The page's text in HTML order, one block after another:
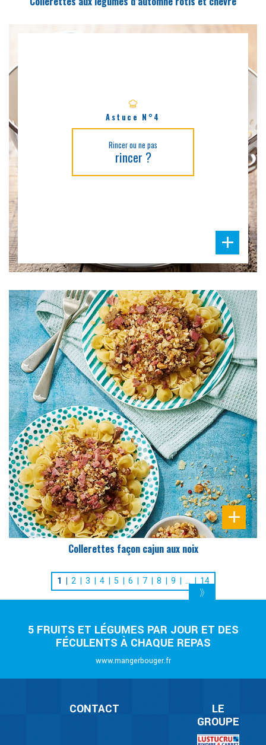
Astuce N°4
Rincer ou ne pas
rincer ?
DIFFICULTÉ
PRÉPARATION
30 Min
Collerettes façon cajun aux noix
1 2 3 4 5 6 7 8 9 14
5 FRUITS ET LÉGUMES PAR JOUR ET DES
FÉCULENTS À CHAQUE REPAS
www.mangerbouger.fr
CONTACT
LE
GROUPE